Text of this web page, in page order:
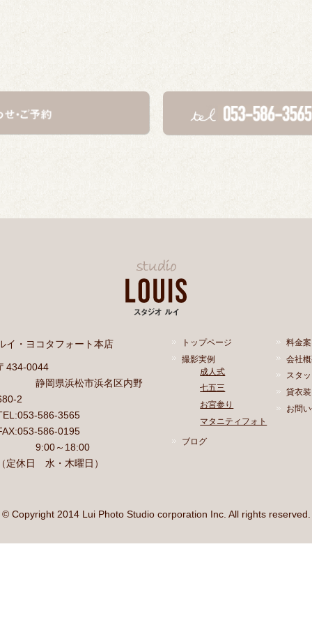
トップページ
撮影実例
成人式
七五三
お宮参り
マタニティフォト
ブログ
料金
会社
スタ
貸衣
お問
イ・ヨコタフォート本店
434-0044
岡県浜松市浜名区内野
2
586-3565
586-0195
～18:00
定休日 水・木曜日）
© Copyright 2014 Lui Photo Studio corporation Inc. All rights reserved.